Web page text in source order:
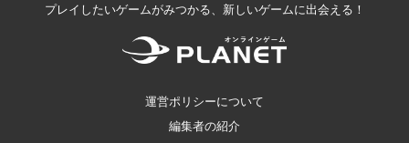
プレイしたいゲームがみつかる、新しいゲームに出会える！
運営ポリシーについて
編集者の紹介